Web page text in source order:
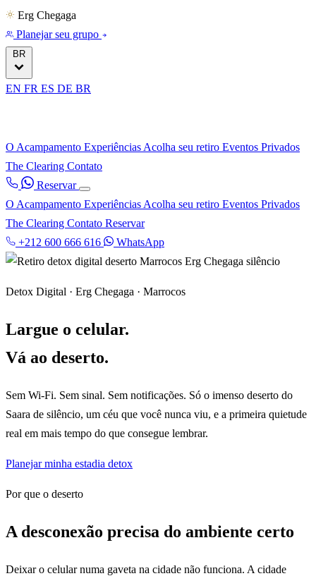
Erg Chegaga
Planejar seu grupo
BR
EN FR ES DE BR
O Acampamento Experiências Acolha seu retiro Eventos Privados
The Clearing Contato
Reservar
O Acampamento Experiências Acolha seu retiro Eventos Privados
The Clearing Contato Reservar
+212 600 666 616
WhatsApp
Detox Digital · Erg Chegaga · Marrocos
Largue o celular.
Vá ao deserto.
Sem Wi-Fi. Sem sinal. Sem notificações. Só o imenso deserto do
Saara de silêncio, um céu que você nunca viu, e a primeira quietude
real em mais tempo do que consegue lembrar.
Planejar minha estadia detox
Por que o deserto
A desconexão precisa do ambiente certo
Deixar o celular numa gaveta na cidade não funciona. A cidade